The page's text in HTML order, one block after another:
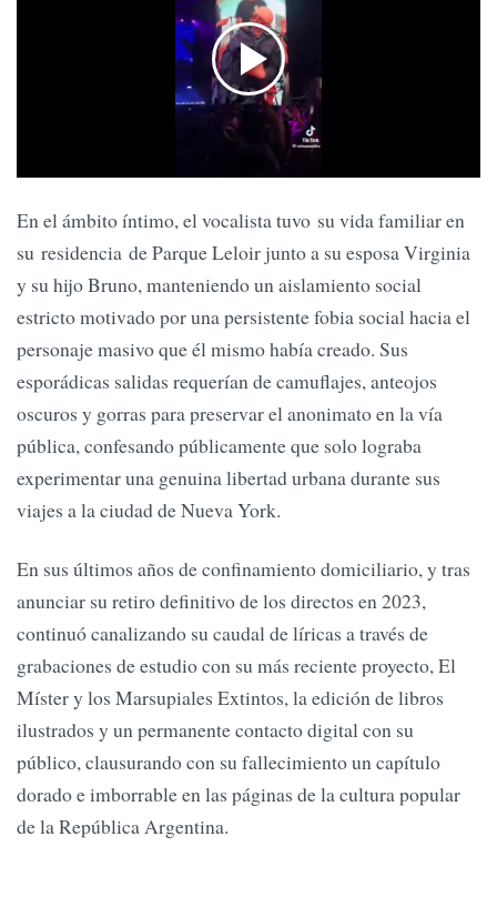
En el ámbito íntimo, el vocalista tuvo su vida familiar en
su residencia de Parque Leloir junto a su esposa Virginia
y su hijo Bruno, manteniendo un aislamiento social
estricto motivado por una persistente fobia social hacia el
personaje masivo que él mismo había creado. Sus
esporádicas salidas requerían de camuflajes, anteojos
oscuros y gorras para preservar el anonimato en la vía
pública, confesando públicamente que solo lograba
experimentar una genuina libertad urbana durante sus
viajes a la ciudad de Nueva York.
En sus últimos años de confinamiento domiciliario, y tras
anunciar su retiro definitivo de los directos en 2023,
continuó canalizando su caudal de líricas a través de
grabaciones de estudio con su más reciente proyecto, El
Míster y los Marsupiales Extintos, la edición de libros
ilustrados y un permanente contacto digital con su
público, clausurando con su fallecimiento un capítulo
dorado e imborrable en las páginas de la cultura popular
de la República Argentina.